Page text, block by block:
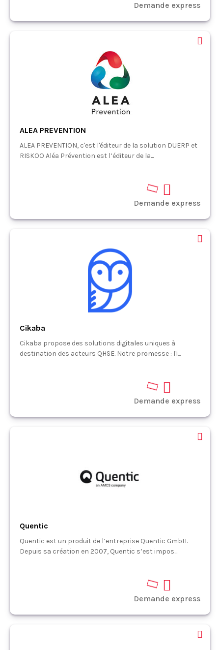
Demande express
ALEA PREVENTION
ALEA PREVENTION, c'est l'éditeur de la solution DUERP et
RISKOO Aléa Prévention est l’éditeur de la...
Demande express
Cikaba
Cikaba propose des solutions digitales uniques à
destination des acteurs QHSE. Notre promesse : l'i...
Demande express
Quentic
Quentic est un produit de l’entreprise Quentic GmbH.
Depuis sa création en 2007, Quentic s’est impos...
Demande express